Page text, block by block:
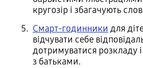
кругозір і збагачують
Смарт-годинники для
відчувати себе
дотримуватися розкладу
з батьками.